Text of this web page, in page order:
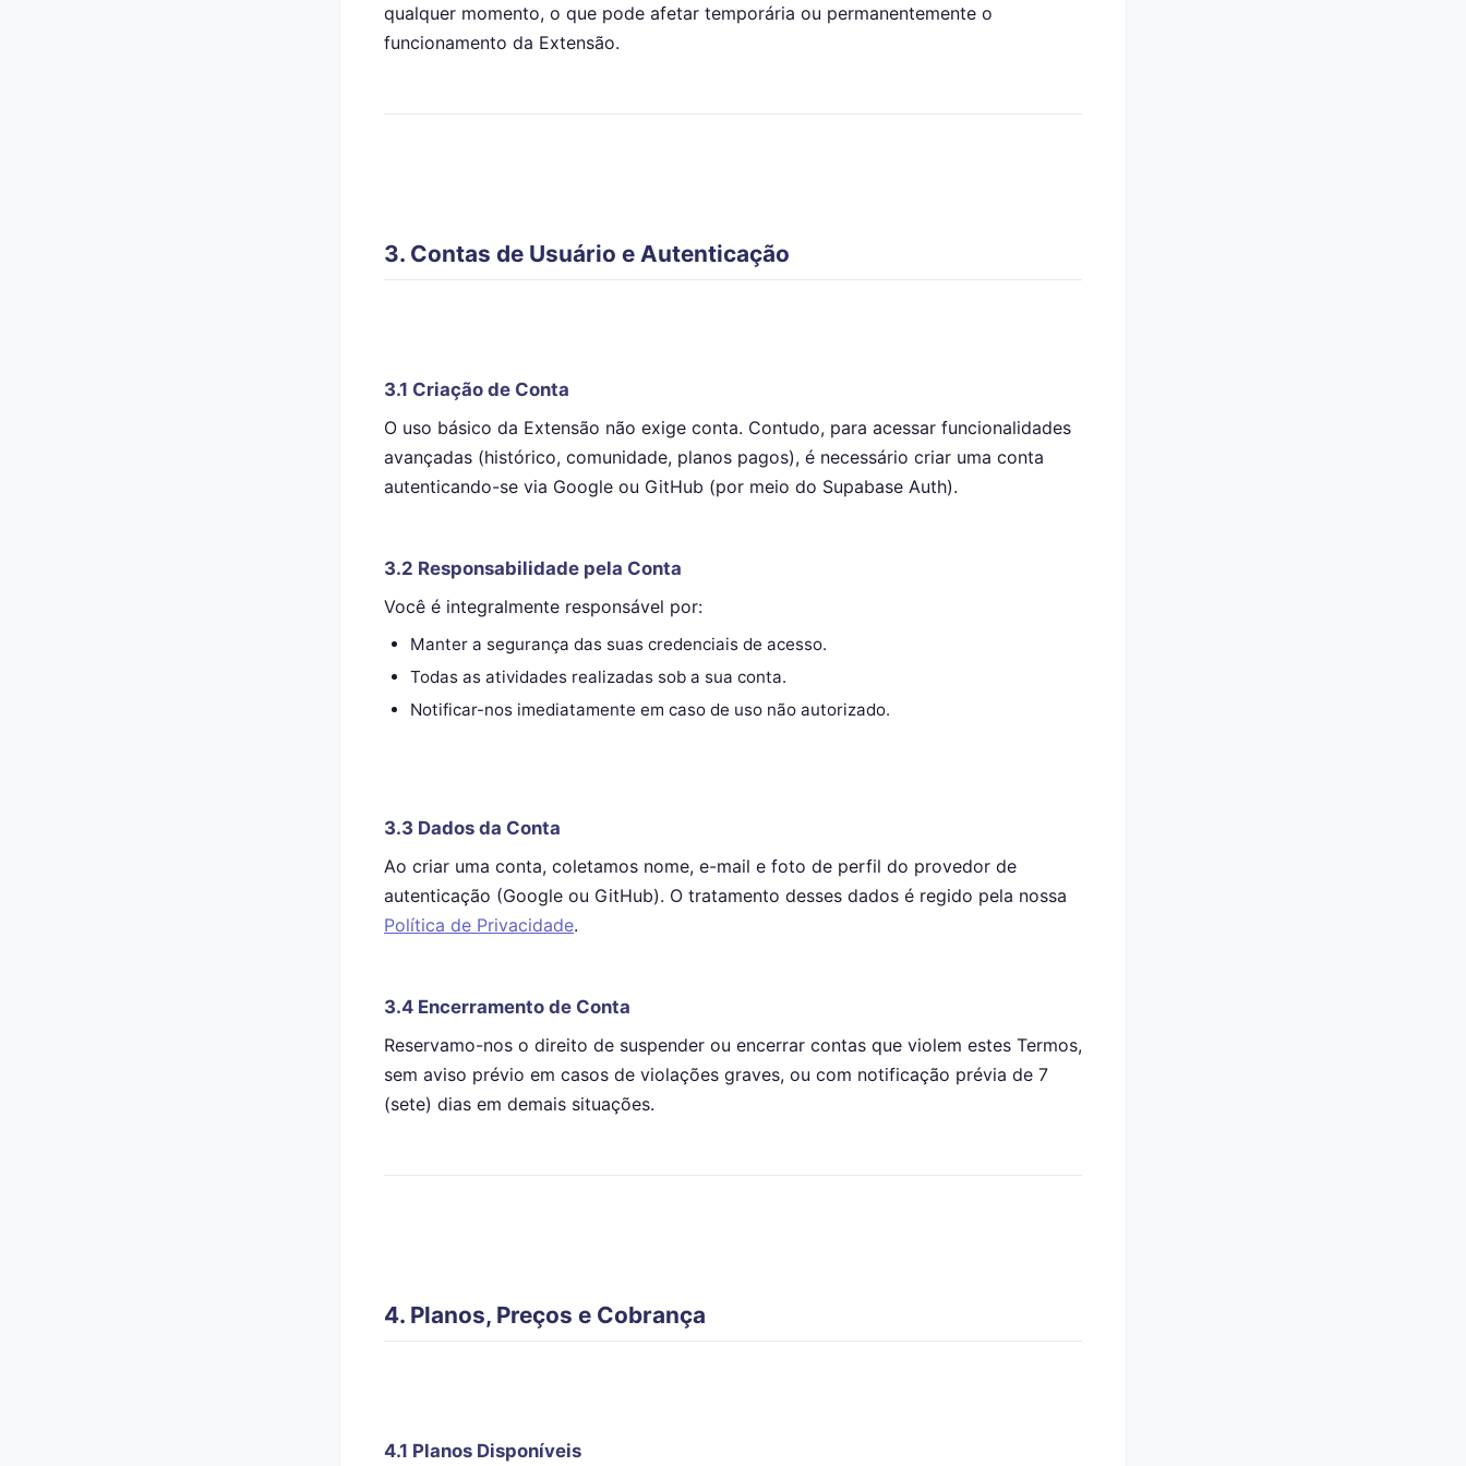
qualquer momento, o que pode afetar temporária ou permanentemente o
funcionamento da Extensão.
3. Contas de Usuário e Autenticação
3.1 Criação de Conta
O uso básico da Extensão não exige conta. Contudo, para acessar funcionalidades
avançadas (histórico, comunidade, planos pagos), é necessário criar uma conta
autenticando-se via Google ou GitHub (por meio do Supabase Auth).
3.2 Responsabilidade pela Conta
Você é integralmente responsável por:
Manter a segurança das suas credenciais de acesso.
Todas as atividades realizadas sob a sua conta.
Notificar-nos imediatamente em caso de uso não autorizado.
3.3 Dados da Conta
Ao criar uma conta, coletamos nome, e-mail e foto de perfil do provedor de
autenticação (Google ou GitHub). O tratamento desses dados é regido pela nossa
Política de Privacidade.
3.4 Encerramento de Conta
Reservamo-nos o direito de suspender ou encerrar contas que violem estes Termos,
sem aviso prévio em casos de violações graves, ou com notificação prévia de 7
(sete) dias em demais situações.
4. Planos, Preços e Cobrança
4.1 Planos Disponíveis